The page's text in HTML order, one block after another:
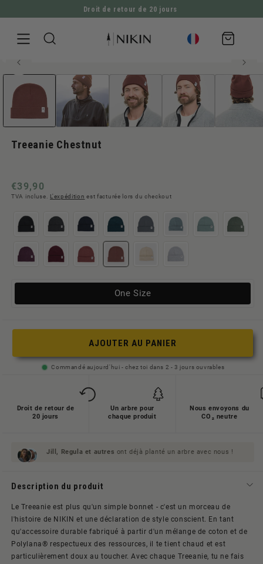
ALLER DIRECTEMENT AU CONTENU
Droit de retour de 20 jours
Panier
d'achat
ALLER À L'INFORMATION SUR LE PRODUIT
Ouvrir
le
média
modal
Treeanie Chestnut
Prix
normal
€39,90
TVA incluse. L'expédition est facturée lors du checkout
One Size
verfügbar
AJOUTER AU PANIER
Commandé aujourd'hui - chez toi dans 2 - 3 jours ouvrables
Droit de retour de
20 jours
Un arbre pour
chaque produit
Nous envoyons du
CO₂ neutre
Jill, Regula et autres ont déjà planté un arbre avec nous !
Description du produit
Le Treeanie est plus qu'un simple bonnet - c'est un morceau de
l'histoire de NIKIN et une déclaration de style conscient. En tant
qu'accessoire durable fabriqué à partir d'un mélange de coton et de
Polylana® respectueux des ressources, il te tient chaud et est
particulièrement doux au toucher. Avec chaque Treeanie, tu ne fais